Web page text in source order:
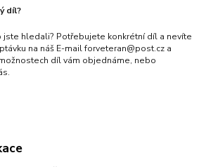
díl?
jste hledali? Potřebujete konkrétní díl a nevíte
na náš E-mail forveteran@post.cz a
díl vám objednáme, nebo